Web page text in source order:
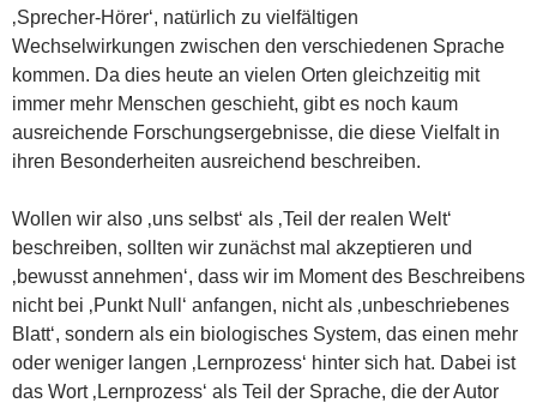
‚Sprecher-Hörer‘, natürlich zu vielfältigen
Wechselwirkungen zwischen den verschiedenen Sprache
kommen. Da dies heute an vielen Orten gleichzeitig mit
immer mehr Menschen geschieht, gibt es noch kaum
ausreichende Forschungsergebnisse, die diese Vielfalt in
ihren Besonderheiten ausreichend beschreiben.
Wollen wir also ‚uns selbst‘ als ‚Teil der realen Welt‘
beschreiben, sollten wir zunächst mal akzeptieren und
‚bewusst annehmen‘, dass wir im Moment des Beschreibens
nicht bei ‚Punkt Null‘ anfangen, nicht als ‚unbeschriebenes
Blatt‘, sondern als ein biologisches System, das einen mehr
oder weniger langen ‚Lernprozess‘ hinter sich hat. Dabei ist
das Wort ‚Lernprozess‘ als Teil der Sprache, die der Autor